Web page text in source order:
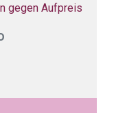
gegen Aufpreis